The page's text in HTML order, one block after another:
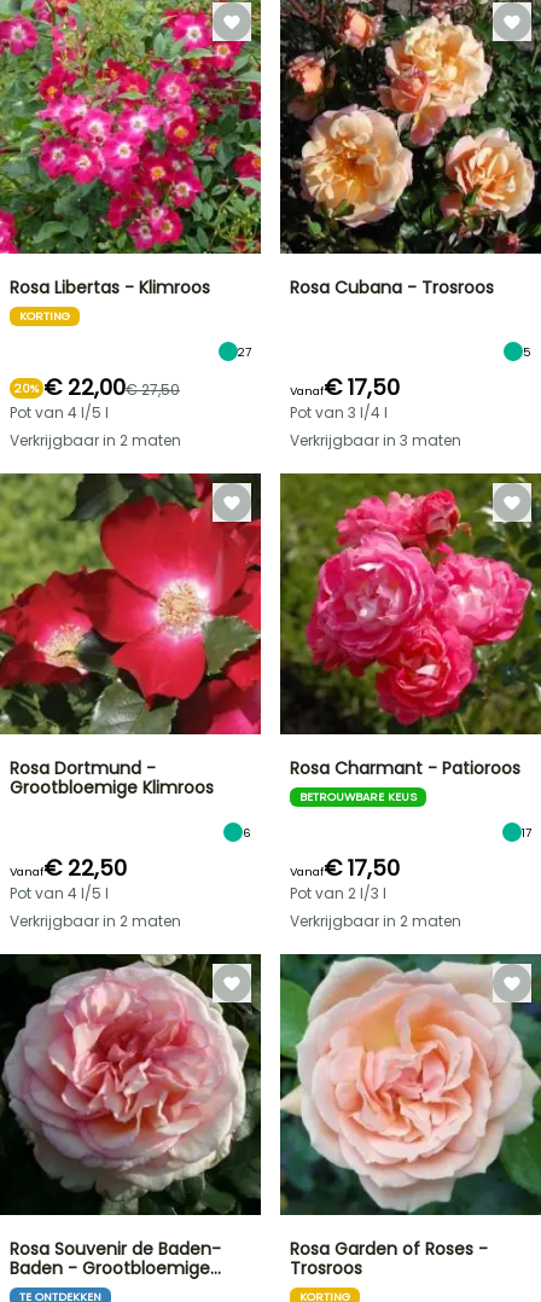
Rosa Libertas - Klimroos
KORTING
27
20% € 22,00€ 27,50
Pot van 4 l/5 l
Verkrijgbaar in 2 maten
Rosa Cubana - Trosroos
5
Vanaf€ 17,50
Pot van 3 l/4 l
Verkrijgbaar in 3 maten
Rosa Dortmund -
Grootbloemige Klimroos
6
Vanaf€ 22,50
Pot van 4 l/5 l
Verkrijgbaar in 2 maten
Rosa Charmant - Patioroos
BETROUWBARE KEUS
17
Vanaf€ 17,50
Pot van 2 l/3 l
Verkrijgbaar in 2 maten
Rosa Souvenir de Baden-
Baden - Grootbloemige…
TE ONTDEKKEN
Rosa Garden of Roses -
Trosroos
KORTING